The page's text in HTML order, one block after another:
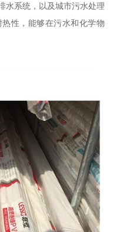
水系统，以及城市污水处理
性，能够在污水和化学物